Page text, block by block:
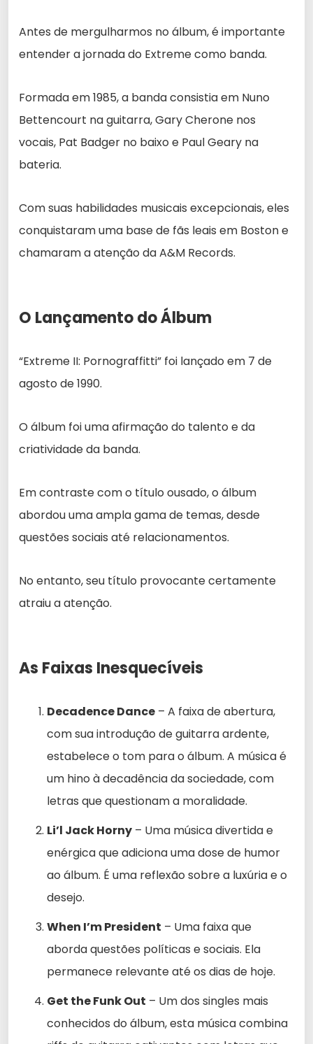
Antes de mergulharmos no álbum, é importante
entender a jornada do Extreme como banda.
Formada em 1985, a banda consistia em Nuno
Bettencourt na guitarra, Gary Cherone nos
vocais, Pat Badger no baixo e Paul Geary na
bateria.
Com suas habilidades musicais excepcionais, eles
conquistaram uma base de fãs leais em Boston e
chamaram a atenção da A&M Records.
O Lançamento do Álbum
“Extreme II: Pornograffitti” foi lançado em 7 de
agosto de 1990.
O álbum foi uma afirmação do talento e da
criatividade da banda.
Em contraste com o título ousado, o álbum
abordou uma ampla gama de temas, desde
questões sociais até relacionamentos.
No entanto, seu título provocante certamente
atraiu a atenção.
As Faixas Inesquecíveis
Decadence Dance – A faixa de abertura,
com sua introdução de guitarra ardente,
estabelece o tom para o álbum. A música é
um hino à decadência da sociedade, com
letras que questionam a moralidade.
Li’l Jack Horny – Uma música divertida e
enérgica que adiciona uma dose de humor
ao álbum. É uma reflexão sobre a luxúria e o
desejo.
When I’m President – Uma faixa que
aborda questões políticas e sociais. Ela
permanece relevante até os dias de hoje.
Get the Funk Out – Um dos singles mais
conhecidos do álbum, esta música combina